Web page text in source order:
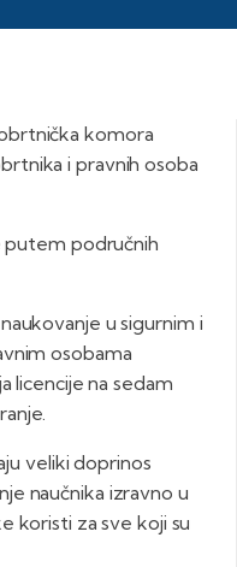
komora
i pravnih osoba
putem područnih
u sigurnim i
osobama
licencije na sedam
veliki doprinos
naučnika izravno u
koristi za sve koji su